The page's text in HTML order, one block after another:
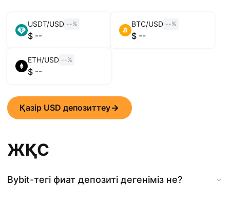
USDT/USD --%
$ --
BTC/USD --%
$ --
ETH/USD --%
$ --
Қазір USD депозиттеу
ЖҚС
Bybit-тегі фиат депозиті дегеніміз не?